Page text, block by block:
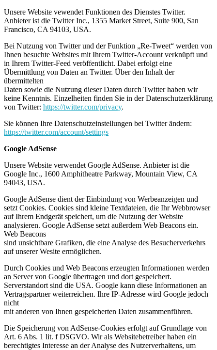
Unsere Website vewendet Funktionen des Dienstes Twitter.
Anbieter ist die Twitter Inc., 1355 Market Street, Suite 900, San
Francisco, CA 94103, USA.
Bei Nutzung von Twitter und der Funktion „Re-Tweet“ werden von
Ihnen besuchte Websites mit Ihrem Twitter-Account verknüpft und
in Ihrem Twitter-Feed veröffentlicht. Dabei erfolgt eine
Übermittlung von Daten an Twitter. Über den Inhalt der
übermittelten
Daten sowie die Nutzung dieser Daten durch Twitter haben wir
keine Kenntnis. Einzelheiten finden Sie in der Datenschutzerklärung
von Twitter: https://twitter.com/privacy.
Sie können Ihre Datenschutzeinstellungen bei Twitter ändern:
https://twitter.com/account/settings
Google AdSense
Unsere Website verwendet Google AdSense. Anbieter ist die
Google Inc., 1600 Amphitheatre Parkway, Mountain View, CA
94043, USA.
Google AdSense dient der Einbindung von Werbeanzeigen und
setzt Cookies. Cookies sind kleine Textdateien, die Ihr Webbrowser
auf Ihrem Endgerät speichert, um die Nutzung der Website
analysieren. Google AdSense setzt außerdem Web Beacons ein.
Web Beacons
sind unsichtbare Grafiken, die eine Analyse des Besucherverkehrs
auf unserer Wesite ermöglichen.
Durch Cookies und Web Beacons erzeugten Informationen werden
an Server von Google übertragen und dort gespeichert.
Serverstandort sind die USA. Google kann diese Informationen an
Vertragspartner weiterreichen. Ihre IP-Adresse wird Google jedoch
nicht
mit anderen von Ihnen gespeicherten Daten zusammenführen.
Die Speicherung von AdSense-Cookies erfolgt auf Grundlage von
Art. 6 Abs. 1 lit. f DSGVO. Wir als Websitebetreiber haben ein
berechtigtes Interesse an der Analyse des Nutzerverhaltens, um